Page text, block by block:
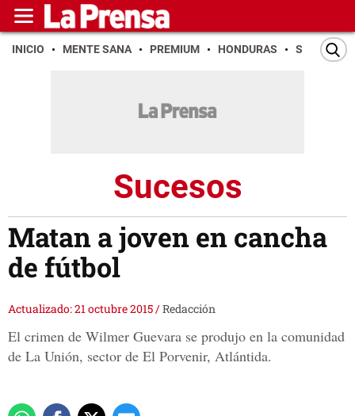
INICIO MENTE SANA PREMIUM HONDURAS SAN PEDRO
Sucesos
Matan a joven en cancha
de fútbol
Actualizado: 21 octubre 2015/Redacción
El crimen de Wilmer Guevara se produjo en la comunidad
de La Unión, sector de El Porvenir, Atlántida.